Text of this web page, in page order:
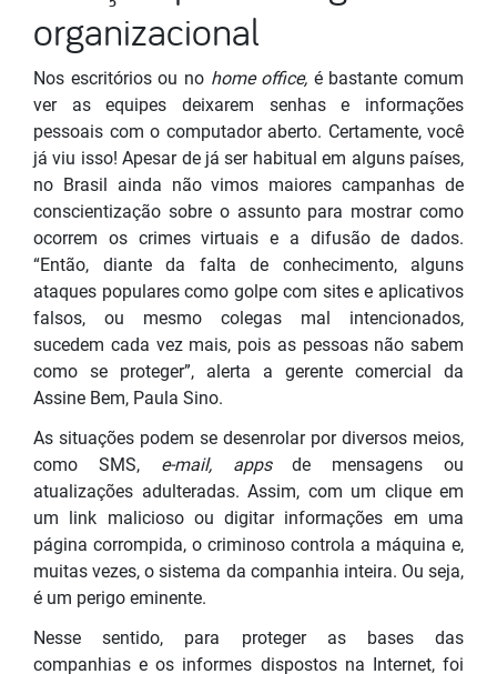
organizacional
Nos escritórios ou no home office, é bastante comum
ver as equipes deixarem senhas e informações
pessoais com o computador aberto. Certamente, você
já viu isso! Apesar de já ser habitual em alguns países,
no Brasil ainda não vimos maiores campanhas de
conscientização sobre o assunto para mostrar como
ocorrem os crimes virtuais e a difusão de dados.
“Então, diante da falta de conhecimento, alguns
ataques populares como golpe com sites e aplicativos
falsos, ou mesmo colegas mal intencionados,
sucedem cada vez mais, pois as pessoas não sabem
como se proteger”, alerta a gerente comercial da
Assine Bem, Paula Sino.
As situações podem se desenrolar por diversos meios,
como SMS,e-mail, appsde mensagens ou
atualizações adulteradas. Assim, com um clique em
um link malicioso ou digitar informações em uma
página corrompida, o criminoso controla a máquina e,
muitas vezes, o sistema da companhia inteira. Ou seja,
é um perigo eminente.
Nesse sentido, para proteger as bases das
companhias e os informes dispostos na Internet, foi